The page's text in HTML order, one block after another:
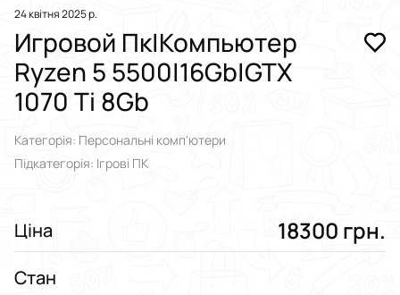
24 квітня 2025 р.
Игровой Пк|Компьютер
Ryzen 5 5500|16Gb|GTX
1070 Ti 8Gb
Категорія: Персональні комп'ютери
Підкатегорія: Ігрові ПК
Ціна 18300 грн.
Стан